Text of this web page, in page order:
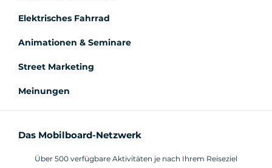
Elektrisches Fahrrad
Animationen & Seminare
Street Marketing
Meinungen
Das Mobilboard-Netzwerk
Über 500 verfügbare Aktivitäten je nach Ihrem Reiseziel